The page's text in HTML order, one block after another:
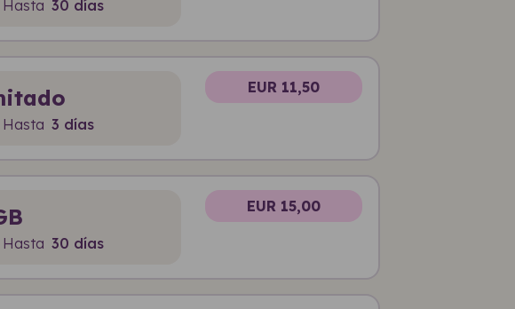
Hasta 30 días
Hasta 3 días
EUR 11,50
Hasta 30 días
EUR 15,00